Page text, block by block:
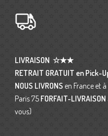
LIVRAISON ☆★★
RETRAIT GRATUIT en Pick-
NOUS LIVRONS en France et à
Paris 75 FORFAIT-LIVRAISON
vous)